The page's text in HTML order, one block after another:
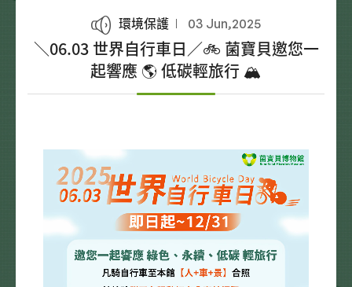
環境保護 03 Jun,2025
＼06.03 世界自行車日／🚲 菌寶貝邀您一
起響應 🌎 低碳輕旅行 🏔️